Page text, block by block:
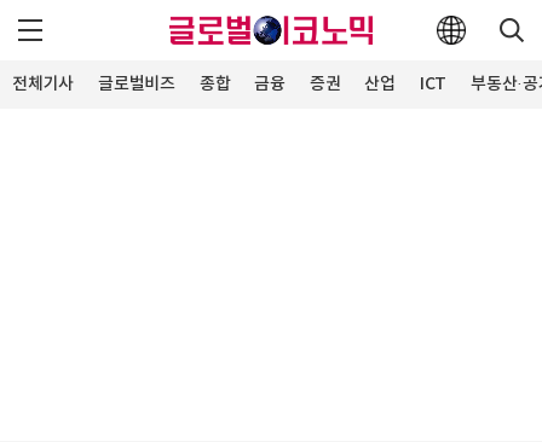
전체기사 글로벌비즈 종합 금융 증권 산업 ICT 부동산·